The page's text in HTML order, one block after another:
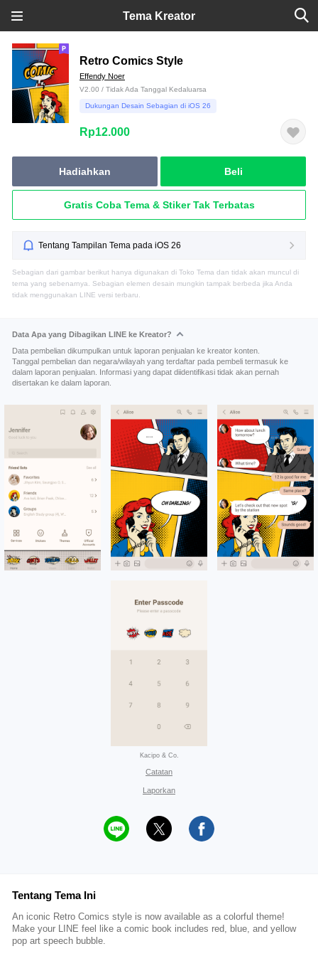
Tema Kreator
Retro Comics Style
Effendy Noer
V2.00 / Tidak Ada Tanggal Kedaluarsa
Dukungan Desain Sebagian di iOS 26
Rp12.000
Hadiahkan Beli
Gratis Coba Tema & Stiker Tak Terbatas
Tentang Tampilan Tema pada iOS 26
Sebagian dari gambar berikut hanya digunakan di Toko Tema dan tidak akan muncul di
tema yang sebenarnya. Sebagian elemen desain mungkin tampak berbeda jika Anda
tidak menggunakan LINE versi terbaru.
Data Apa yang Dibagikan LINE ke Kreator?
Data pembelian dikumpulkan untuk laporan penjualan ke kreator konten.
Tanggal pembelian dan negara/wilayah yang terdaftar pada pembeli termasuk ke
dalam laporan penjualan. Informasi yang dapat diidentifikasi tidak akan pernah
disertakan ke dalam laporan.
Kacipo & Co.
Catatan
Laporkan
Tentang Tema Ini
An iconic Retro Comics style is now available as a colorful theme!
Make your LINE feel like a comic book includes red, blue, and yellow
pop art speech bubble.